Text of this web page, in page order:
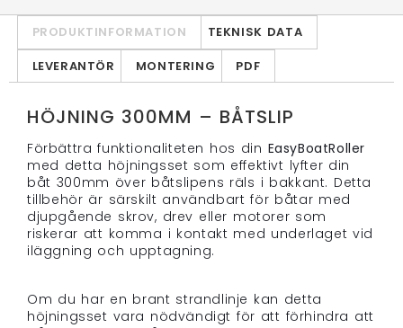
PRODUKTINFORMATION
TEKNISK DATA
LEVERANTÖR
MONTERING PDF
HÖJNING 300MM – BÅTSLIP
Förbättra funktionaliteten hos din EasyBoatRoller
med detta höjningsset som effektivt lyfter din
båt 300mm över båtslipens räls i bakkant. Detta
tillbehör är särskilt användbart för båtar med
djupgående skrov, drev eller motorer som
riskerar att komma i kontakt med underlaget vid
iläggning och upptagning.
Om du har en brant strandlinje kan detta
höjningsset vara nödvändigt för att förhindra att